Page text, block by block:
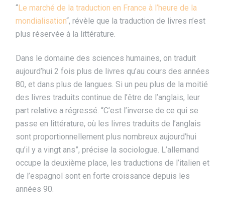
“Le marché de la traduction en France à l’heure de la
mondialisation“, révèle que la traduction de livres n’est
plus réservée à la littérature.
Dans le domaine des sciences humaines, on traduit
aujourd’hui 2 fois plus de livres qu’au cours des années
80, et dans plus de langues. Si un peu plus de la moitié
des livres traduits continue de l’être de l’anglais, leur
part relative a régressé. “C’est l’inverse de ce qui se
passe en littérature, où les livres traduits de l’anglais
sont proportionnellement plus nombreux aujourd’hui
qu’il y a vingt ans”, précise la sociologue. L’allemand
occupe la deuxième place, les traductions de l’italien et
de l’espagnol sont en forte croissance depuis les
années 90.